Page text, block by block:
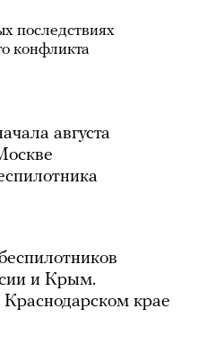
последствиях
конфликта
августа
и Крым.
крае